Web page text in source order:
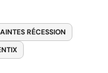
RÉCESSION